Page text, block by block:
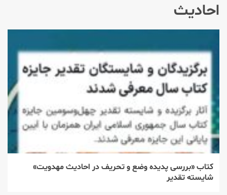
احادیث
کتاب «بررسی پدیده وضع و تحریف در احادیث مهدویت»
شایسته تقدیر